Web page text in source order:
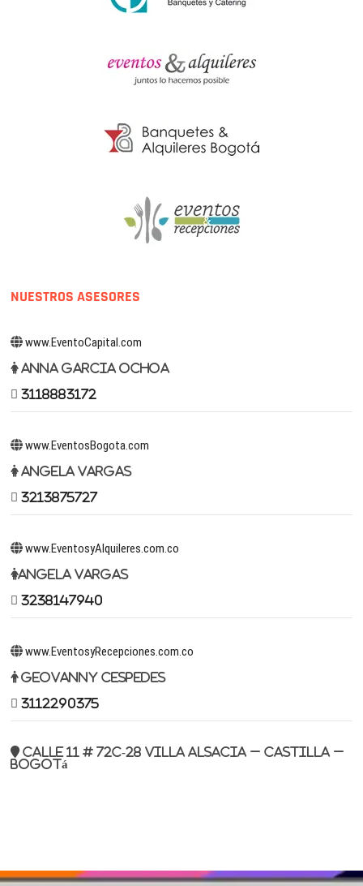
NUESTROS ASESORES
www.EventoCapital.com
Anna Garcia Ochoa
3118883172
www.EventosBogota.com
Angela Vargas
3213875727
www.EventosyAlquileres.com.co
Angela Vargas
3238147940
www.EventosyRecepciones.com.co
Geovanny Cespedes
3112290375
Calle 11 # 72c-28 Villa Alsacia – Castilla –
Bogotá